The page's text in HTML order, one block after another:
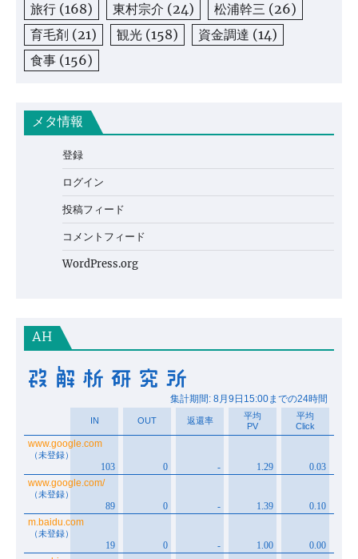
旅行 (168) 東村宗介 (24) 松浦幹三 (26)
育毛剤 (21) 観光 (158) 資金調達 (14)
食事 (156)
メタ情報
登録
ログイン
投稿フィード
コメントフィード
WordPress.org
AH